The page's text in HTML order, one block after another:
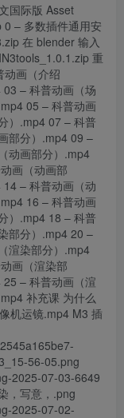
国际版 Asset
– 多数插件通用安
在 blender 输入
重
动画（介绍
– 科普动画（场
05 – 科普动画
）.mp4 07 – 科普
部分）.mp4 09 –
动画部分）.mp4
画（动画部
– 科普动画（动
16 – 科普动画
）.mp4 18 – 科普
部分）.mp4 20 –
渲染部分）.mp4
画（渲染部
– 科普动画（渲
补充课 为什么
机运镜.mp4 M3 插
56-05.png
2025-07-03-6649
，写意，.png
2025-07-02-